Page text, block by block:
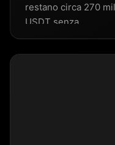
restano circa 270
USDT senza…